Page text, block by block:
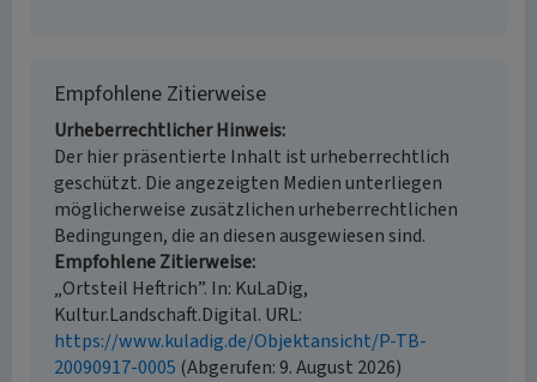
Empfohlene Zitierweise
Urheberrechtlicher Hinweis
Der hier präsentierte Inhalt ist urheberrechtlich
geschützt. Die angezeigten Medien unterliegen
möglicherweise zusätzlichen urheberrechtlichen
Bedingungen, die an diesen ausgewiesen sind.
Empfohlene Zitierweise
„Ortsteil Heftrich”. In: KuLaDig,
Kultur.Landschaft.Digital. URL:
https://www.kuladig.de/Objektansicht/P-TB-
20090917-0005 (Abgerufen: 9. August 2026)